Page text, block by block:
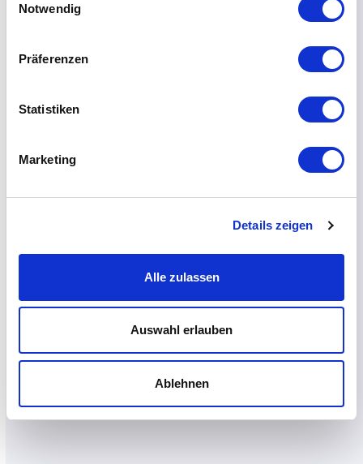
Notwendig
Präferenzen
Statistiken
Marketing
Details zeigen
Alle zulassen
Auswahl erlauben
Ablehnen